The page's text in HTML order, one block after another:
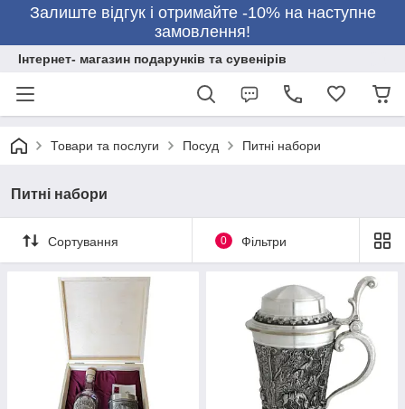
Залиште відгук і отримайте -10% на наступне
замовлення!
Інтернет- магазин подарунків та сувенірів
Товари та послуги Посуд Питні набори
Питні набори
Сортування 0 Фільтри